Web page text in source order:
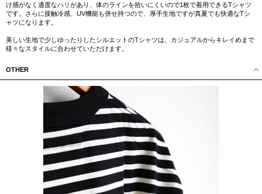
け感がなく適度なハリがあり、体のラインを拾いにくいので1枚で着用できるTシャツ
です。さらに接触冷感、UV機能も併せ持つので、厚手生地ですが真夏でも快適なTシ
ャツになります。
美しい生地で少しゆったりしたシルエットのTシャツは、カジュアルからキレイめまで
様々なスタイルに合わせていただけます。
OTHER